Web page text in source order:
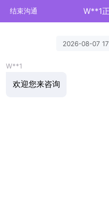
结束沟通 W**1
2026-08-07
W**1
欢迎您来咨询